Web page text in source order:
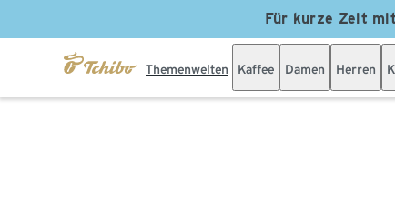
Für kurze Zeit
Themenwelten Kaffee Damen Herren